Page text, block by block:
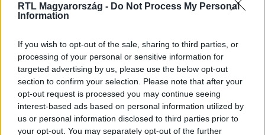
RTL Magyarország - Do Not Process My Personal
Information
If you wish to opt-out of the sale, sharing to third parties, or
processing of your personal or sensitive information for
targeted advertising by us, please use the below opt-out
section to confirm your selection. Please note that after your
opt-out request is processed you may continue seeing
interest-based ads based on personal information utilized by
us or personal information disclosed to third parties prior to
your opt-out. You may separately opt-out of the further
Belföld
Magyar Péter csak a Fidesz peremét kapirgálja,
véli Stefano Bottoni
Stefano Bottoni történész ugyanakkor állítja: Orbán Viktor
politikai értelemben félhet, a miniszterelnök az elmúlt 14
évben alig került olyan helyzetbe, mint az elmúlt
hónapokban.